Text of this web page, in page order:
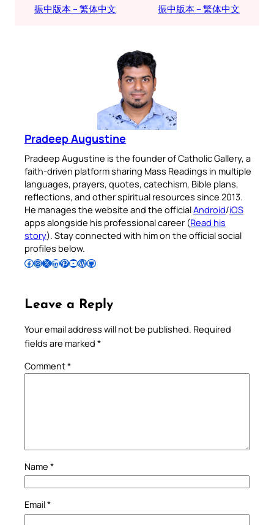
振中版本 – 繁体中文
振中版本 – 繁体中文
Pradeep Augustine
Pradeep Augustine is the founder of Catholic Gallery, a
faith-driven platform sharing Mass Readings in multiple
languages, prayers, quotes, catechism, Bible plans,
reflections, and other spiritual resources since 2013.
He manages the website and the officialAndroid/iOS
apps alongside his professional career (Read his
story). Stay connected with him on the official social
profiles below.
Follow Pradeep on Facebook Follow Pradeep on InstagramFollow Pradeep on X Follow Pradeep on LinkedIn Follow Pradeep on Pinterest Subscribe to Pradeep’s Youtube Channel Follow Pradeep on WordPress Follow Pradeep on GitHub
Leave a Reply
Your email address will not be published. Required
fields are marked *
Comment*
Name *
Email*